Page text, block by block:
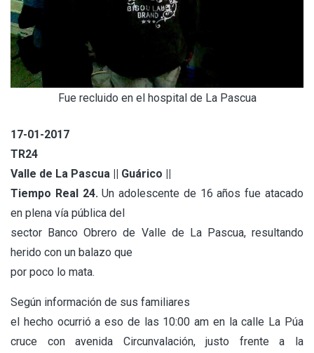
Fue recluido en el hospital de La Pascua
17-01-2017
TR24
Valle de La Pascua || Guárico ||
Tiempo Real 24. Un adolescente de 16 años fue atacado
en plena vía pública del
sector Banco Obrero de Valle de La Pascua, resultando
herido con un balazo que
por poco lo mata.
Según información de sus familiares
el hecho ocurrió a eso de las 10:00 am en la calle La Púa
cruce con avenida Circunvalación, justo frente a la